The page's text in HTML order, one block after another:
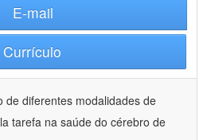
E-mail
Currículo
de diferentes modalidades de
tarefa na saúde do cérebro de